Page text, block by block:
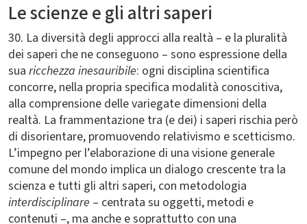
Le scienze e gli altri saperi
30. La diversità degli approcci alla realtà – e la pluralità
dei saperi che ne conseguono – sono espressione della
sua ricchezza inesauribile: ogni disciplina scientifica
concorre, nella propria specifica modalità conoscitiva,
alla comprensione delle variegate dimensioni della
realtà. La frammentazione tra (e dei) i saperi rischia però
di disorientare, promuovendo relativismo e scetticismo.
L’impegno per l’elaborazione di una visione generale
comune del mondo implica un dialogo crescente tra la
scienza e tutti gli altri saperi, con metodologia
interdisciplinare – centrata su oggetti, metodi e
contenuti –, ma anche e soprattutto con una